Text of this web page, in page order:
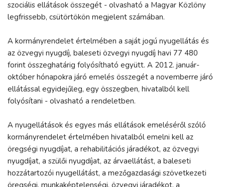
szociális ellátások összegét - olvasható a Magyar Közlöny
legfrissebb, csütörtökön megjelent számában.
A kormányrendelet értelmében a saját jogú nyugellátás és
az özvegyi nyugdíj, baleseti özvegyi nyugdíj havi 77 480
forint összeghatárig folyósítható együtt. A 2012. január-
október hónapokra járó emelés összegét a novemberre járó
ellátással egyidejűleg, egy összegben, hivatalból kell
folyósítani - olvasható a rendeletben.
A nyugellátások és egyes más ellátások emeléséről szóló
kormányrendelet értelmében hivatalból emelni kell az
öregségi nyugdíjat, a rehabilitációs járadékot, az özvegyi
nyugdíjat, a szülői nyugdíjat, az árvaellátást, a baleseti
hozzátartozói nyugellátást, a mezőgazdasági szövetkezeti
öregségi, munkaképtelenségi, özvegyi járadékot, a